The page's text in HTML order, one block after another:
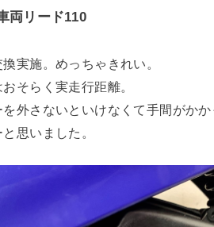
リード110
実施。めっちゃきれい。
そらく実走行距離。
外さないといけなくて手間がか
思いました。